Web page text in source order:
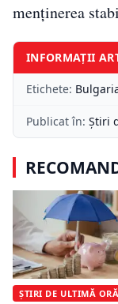
menținerea
INFORMAȚII
Etichete:
Publicat în: Știri
ȘTIRI DE ULTIMĂ ORĂ